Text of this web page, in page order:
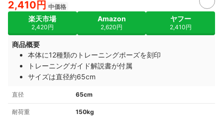
2,410円 中価格
楽天市場
2,420円
Amazon
2,620円
ヤフー
2,410円
商品概要
本体に12種類のトレーニングポーズを刻印
トレーニングガイド解説書が付属
サイズは直径約65cm
直径 65cm
耐荷重 150kg